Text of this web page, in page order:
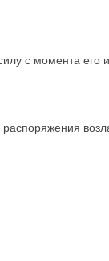
с момента его